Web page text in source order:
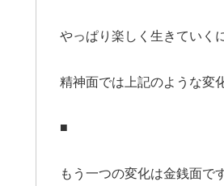
やっぱり楽しく生きていく
精神面では上記のような変
■
もう一つの変化は金銭面で